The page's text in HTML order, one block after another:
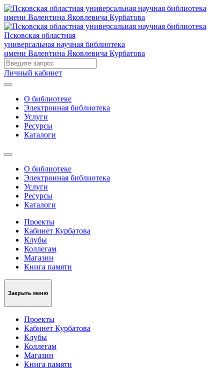
Псковская областная
универсальная научная библиотека
имени Валентина Яковлевича Курбатова
Личный кабинет
О библиотеке
Электронная библиотека
Услуги
Ресурсы
Каталоги
О библиотеке
Электронная библиотека
Услуги
Ресурсы
Каталоги
Проекты
Кабинет Курбатова
Клубы
Коллегам
Магазин
Книга памяти
Закрыть меню
Проекты
Кабинет Курбатова
Клубы
Коллегам
Магазин
Книга памяти